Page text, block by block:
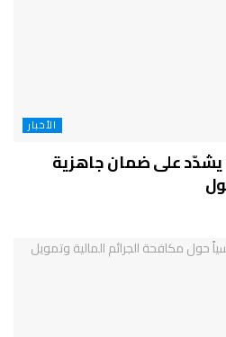
الأخبار
على ضمان جاهزية